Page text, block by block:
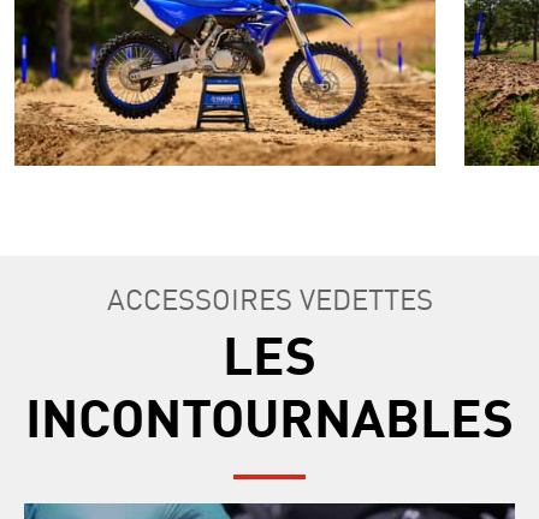
ACCESSOIRES VEDETTES
LES
INCONTOURNABLES